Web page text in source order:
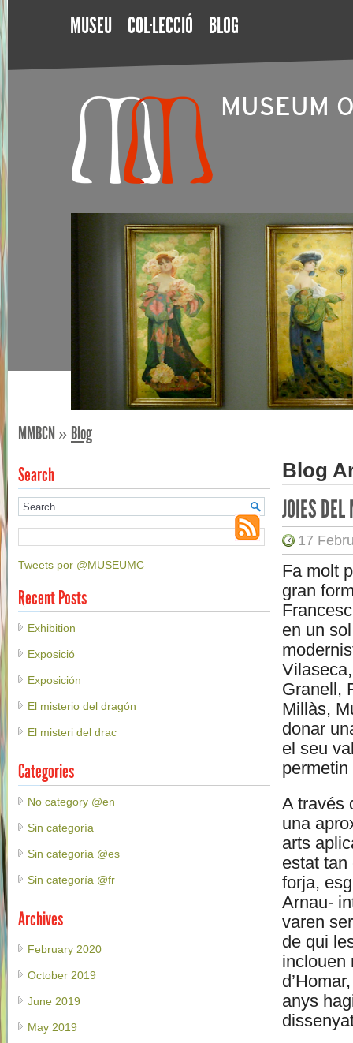
MUSEU COL·LECCIÓ BLOG
MUSEUM
MMBCN» Blog
Blog
JOIES
17
Fa molt
gran
en un
Granell,
Millàs,
donar
el seu
A través
una
arts
estat
forja,
Arnau-
varen
de qui
inclouen
anys
Search
Tweets por @MUSEUMC
Recent Posts
Exhibition
Exposició
Exposición
El misterio del dragón
El misteri del drac
Categories
No category @en
Sin categoría
Sin categoría @es
Sin categoría @fr
Archives
February 2020
October 2019
June 2019
May 2019